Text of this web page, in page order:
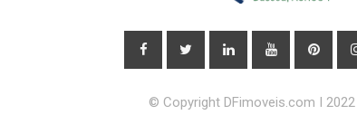
© Copyright DFimoveis.com I 2022